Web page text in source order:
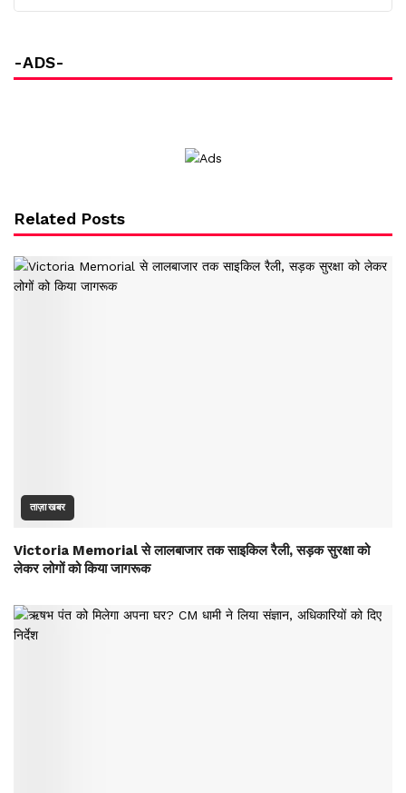
-ADS-
Related Posts
ताज़ा खबर
Victoria Memorial से लालबाजार तक साइकिल रैली, सड़क सुरक्षा को
लेकर लोगों को किया जागरूक